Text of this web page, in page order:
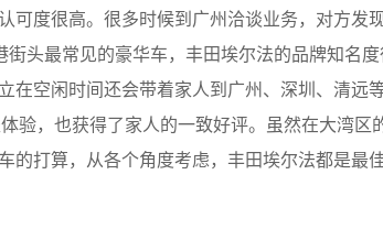
可度很高。很多时候到广州洽谈业务，对方发
街头最常见的豪华车，丰田埃尔法的品牌知名
在空闲时间还会带着家人到广州、深圳、清远
验，也获得了家人的一致好评。虽然在大湾区
的打算，从各个角度考虑，丰田埃尔法都是最佳